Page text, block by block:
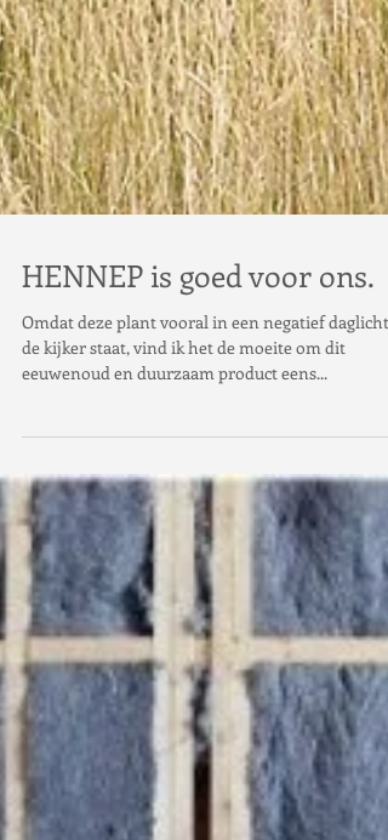
HENNEP is goed voor ons.
Omdat deze plant vooral in een negatief daglicht
eeuwenoud en duurzaam product eens...